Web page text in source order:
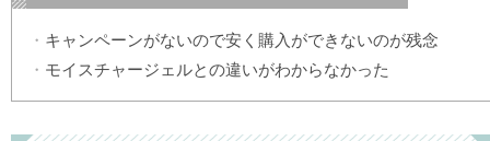
キャンペーンがないので安く購入ができないのが残念
モイスチャージェルとの違いがわからなかった